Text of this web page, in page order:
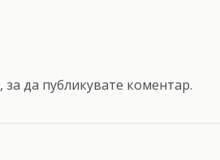
, за да публикувате коментар.